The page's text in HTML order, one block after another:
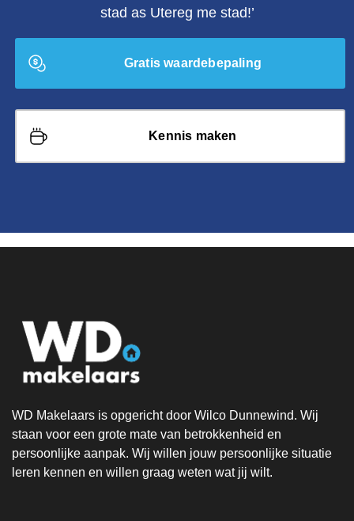
stad as Utereg me stad!’
Gratis waardebepaling
Kennis maken
WD Makelaars is opgericht door Wilco Dunnewind. Wij
staan voor een grote mate van betrokkenheid en
persoonlijke aanpak. Wij willen jouw persoonlijke situatie
leren kennen en willen graag weten wat jij wilt.